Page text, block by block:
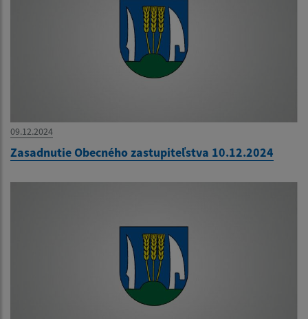
09.12.2024
Zasadnutie Obecného zastupiteľstva 10.12.2024